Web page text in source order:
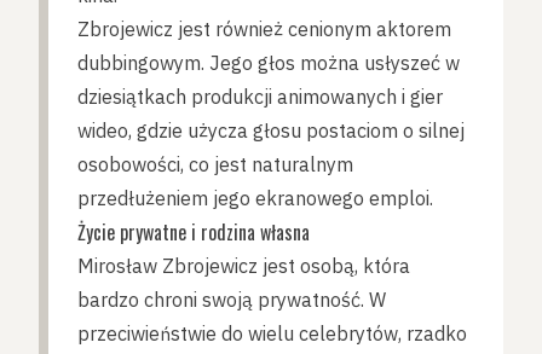
Zbrojewicz jest również cenionym aktorem
dubbingowym. Jego głos można usłyszeć w
dziesiątkach produkcji animowanych i gier
wideo, gdzie użycza głosu postaciom o silnej
osobowości, co jest naturalnym
przedłużeniem jego ekranowego emploi.
Życie prywatne i rodzina własna
Mirosław Zbrojewicz jest osobą, która
bardzo chroni swoją prywatność. W
przeciwieństwie do wielu celebrytów, rzadko